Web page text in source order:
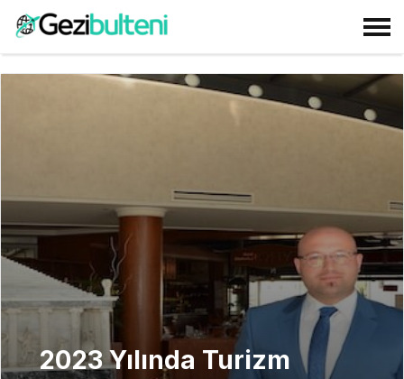
2023 Yılında Turizm